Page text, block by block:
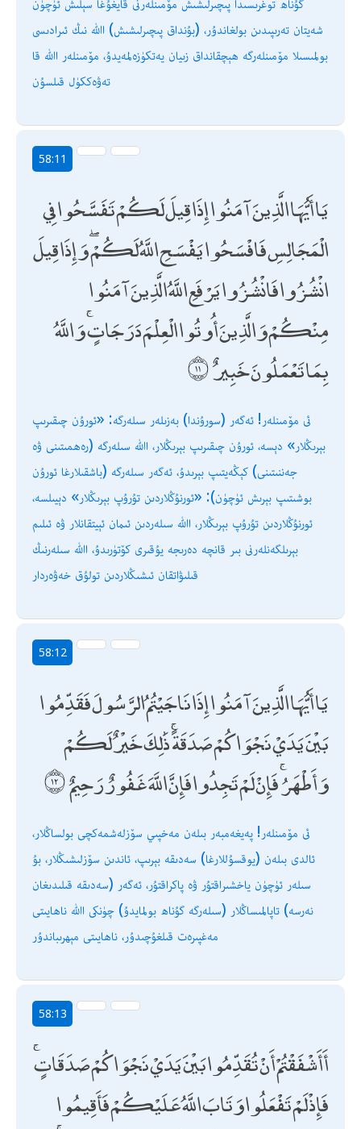
شەيتان تەرىپىدىن بولغاندۇر، (بۇنداق پىچىرلىشىش) اﷲ نىڭ ئىرادىسى
بولمىسىلا مۆمىنلەرگە ھېچقانداق زىيان يەتكۈزەلمەيدۇ، مۆمىنلەر اﷲ قا
تەۋەككۈل قىلسۇن
58:11
يَا أَيُّهَا الَّذِينَ آمَنُوا إِذَا قِيلَ لَكُمْ تَفَسَّحُوا فِي
الْمَجَالِسِ فَافْسَحُوا يَفْسَحِ اللَّهُ لَكُمْ ۖ وَإِذَا قِيلَ
انْشُزُوا فَانْشُزُوا يَرْفَعِ اللَّهُ الَّذِينَ آمَنُوا
مِنْكُمْ وَالَّذِينَ أُوتُوا الْعِلْمَ دَرَجَاتٍ ۚ وَاللَّهُ
بِمَا تَعْمَلُونَ خَبِيرٌ
ئى مۆمىنلەر! ئەگەر (سورۇندا) بەزىلەر سىلەرگە: «ئورۇن چىقىرىپ
بېرىڭلار» دېسە، ئورۇن چىقىرىپ بېرىڭلار، اﷲ سىلەرگە (رەھمىتىنى ۋە
جەننىتىنى) كېڭەيتىپ بېرىدۇ، ئەگەر سىلەرگە (باشقىلارغا ئورۇن
بوشىتىپ بېرىش ئۈچۈن): «ئورنۇڭلاردىن تۇرۇپ بېرىڭلار» دېيىلسە،
ئورنۇڭلاردىن تۇرۇپ بېرىڭلار، اﷲ سىلەردىن ئىمان ئېيتقانلار ۋە ئىلىم
بېرىلگەنلەرنى بىر قانچە دەرىجە يۇقىرى كۆتۈرىدۇ، اﷲ سىلەرنىڭ
قىلىۋاتقان ئىشىڭلاردىن تولۇق خەۋەردار
58:12
يَا أَيُّهَا الَّذِينَ آمَنُوا إِذَا نَاجَيْتُمُ الرَّسُولَ فَقَدِّمُوا
بَيْنَ يَدَيْ نَجْوَاكُمْ صَدَقَةً ۚ ذَٰلِكَ خَيْرٌ لَكُمْ
وَأَطْهَرُ ۚ فَإِنْ لَمْ تَجِدُوا فَإِنَّ اللَّهَ غَفُورٌ رَحِيمٌ
ئى مۆمىنلەر! پەيغەمبەر بىلەن مەخپىي سۆزلەشمەكچى بولساڭلار،
ئالدى بىلەن (يوقسۇللارغا) سەدىقە بېرىپ، ئاندىن سۆزلىشىڭلار، بۇ
سىلەر ئۈچۈن ياخشىراقتۇر ۋە پاكراقتۇر، ئەگەر (سەدىقە قىلىدىغان
نەرسە) تاپالمىساڭلار (سىلەرگە گۇناھ بولمايدۇ) چۈنكى اﷲ ناھايىتى
مەغپىرەت قىلغۇچىدۇر، ناھايىتى مېھرىباندۇر
58:13
أَأَشْفَقْتُمْ أَنْ تُقَدِّمُوا بَيْنَ يَدَيْ نَجْوَاكُمْ صَدَقَاتٍ ۚ
فَإِذْ لَمْ تَفْعَلُوا وَتَابَ اللَّهُ عَلَيْكُمْ فَأَقِيمُوا